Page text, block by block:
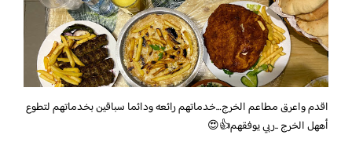
اقدم واعرق مطاعم الخرج…خدماتهم رائعه ودائما سباقين بخدماتهم لتطوع
أههل الخرج ..ربي يوفقهم👍😍